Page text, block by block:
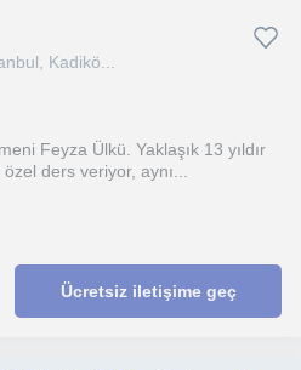
Kadikö...
Feyza Ülkü. Yaklaşık 13 yıldır
ders veriyor, aynı...
Ücretsiz iletişime geç